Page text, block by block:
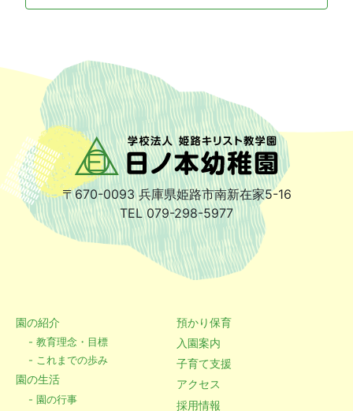
〒670-0093 兵庫県姫路市南新在家5-16
TEL 079-298-5977
園の紹介
- 教育理念・目標
- これまでの歩み
園の生活
- 園の行事
預かり保育
入園案内
子育て支援
アクセス
採用情報